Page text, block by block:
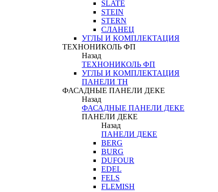
SLATE
STEIN
STERN
СЛАНЕЦ
УГЛЫ И КОМПЛЕКТАЦИЯ
ТЕХНОНИКОЛЬ ФП
Назад
ТЕХНОНИКОЛЬ ФП
УГЛЫ И КОМПЛЕКТАЦИЯ
ПАНЕЛИ ТН
ФАСАДНЫЕ ПАНЕЛИ ДЕКЕ
Назад
ФАСАДНЫЕ ПАНЕЛИ ДЕКЕ
ПАНЕЛИ ДЕКЕ
Назад
ПАНЕЛИ ДЕКЕ
BERG
BURG
DUFOUR
EDEL
FELS
FLEMISH